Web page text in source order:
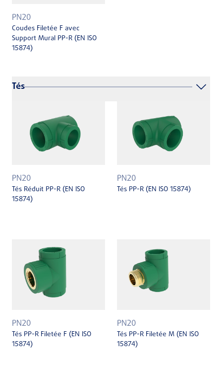
PN20
Coudes Filetée F avec
Support Mural PP-R (EN ISO
15874)
Tés
PN20
Tés Réduit PP-R (EN ISO
15874)
PN20
Tés PP-R (EN ISO 15874)
PN20
Tés PP-R Filetée F (EN ISO
15874)
PN20
Tés PP-R Filetée M (EN ISO
15874)